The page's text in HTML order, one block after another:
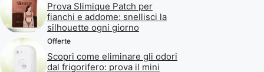
Prova Slimique Patch per
fianchi e addome: snellisci la
silhouette ogni giorno
Offerte
Scopri come eliminare gli odori
dal frigorifero: prova il mini